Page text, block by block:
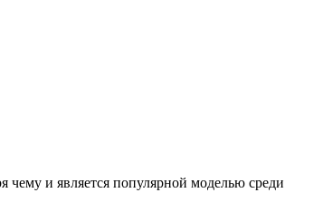
чему и является популярной моделью среди